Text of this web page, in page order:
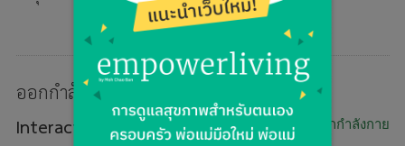
ออกกำลังกาย
Interactive Infographic